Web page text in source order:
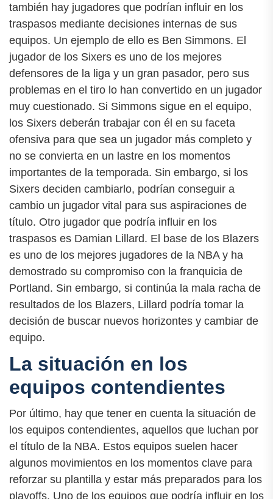
también hay jugadores que podrían influir en los
traspasos mediante decisiones internas de sus
equipos. Un ejemplo de ello es Ben Simmons. El
jugador de los Sixers es uno de los mejores
defensores de la liga y un gran pasador, pero sus
problemas en el tiro lo han convertido en un jugador
muy cuestionado. Si Simmons sigue en el equipo,
los Sixers deberán trabajar con él en su faceta
ofensiva para que sea un jugador más completo y
no se convierta en un lastre en los momentos
importantes de la temporada. Sin embargo, si los
Sixers deciden cambiarlo, podrían conseguir a
cambio un jugador vital para sus aspiraciones de
título. Otro jugador que podría influir en los
traspasos es Damian Lillard. El base de los Blazers
es uno de los mejores jugadores de la NBA y ha
demostrado su compromiso con la franquicia de
Portland. Sin embargo, si continúa la mala racha de
resultados de los Blazers, Lillard podría tomar la
decisión de buscar nuevos horizontes y cambiar de
equipo.
La situación en los
equipos contendientes
Por último, hay que tener en cuenta la situación de
los equipos contendientes, aquellos que luchan por
el título de la NBA. Estos equipos suelen hacer
algunos movimientos en los momentos clave para
reforzar su plantilla y estar más preparados para los
playoffs. Uno de los equipos que podría influir en los